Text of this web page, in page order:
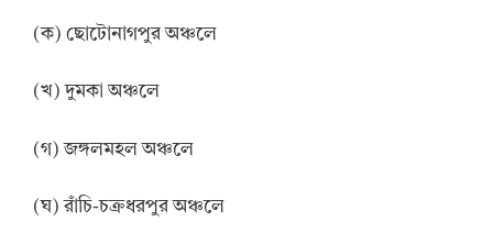
(ক) ছোটোনাগপুর অঞ্চলে
(খ) দুমকা অঞ্চলে
(গ) জঙ্গলমহল অঞ্চলে
(ঘ) রাঁচি-চক্রধরপুর অঞ্চলে